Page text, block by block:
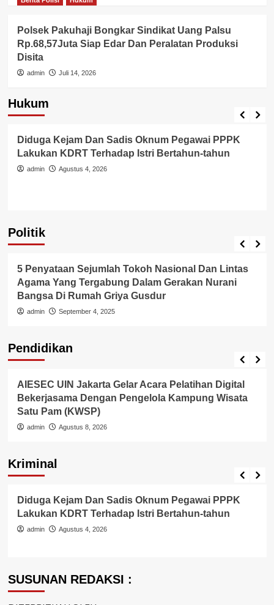
Polsek Pakuhaji Bongkar Sindikat Uang Palsu
Rp.68,57Juta Siap Edar Dan Peralatan Produksi
Disita
admin Juli 14, 2026
Hukum
Berita Polisi
Diduga Kejam Dan Sadis Oknum Pegawai PPPK
Lakukan KDRT Terhadap Istri Bertahun-tahun
admin Agustus 4, 2026
Politik
Politik
5 Penyataan Sejumlah Tokoh Nasional Dan Lintas
Agama Yang Tergabung Dalam Gerakan Nurani
Bangsa Di Rumah Griya Gusdur
admin September 4, 2025
Pendidikan
Internasional
AIESEC UIN Jakarta Gelar Acara Pelatihan Digital
Bekerjasama Dengan Pengelola Kampung Wisata
Satu Pam (KWSP)
admin Agustus 8, 2026
Kriminal
Berita Polisi
Diduga Kejam Dan Sadis Oknum Pegawai PPPK
Lakukan KDRT Terhadap Istri Bertahun-tahun
admin Agustus 4, 2026
SUSUNAN REDAKSI :